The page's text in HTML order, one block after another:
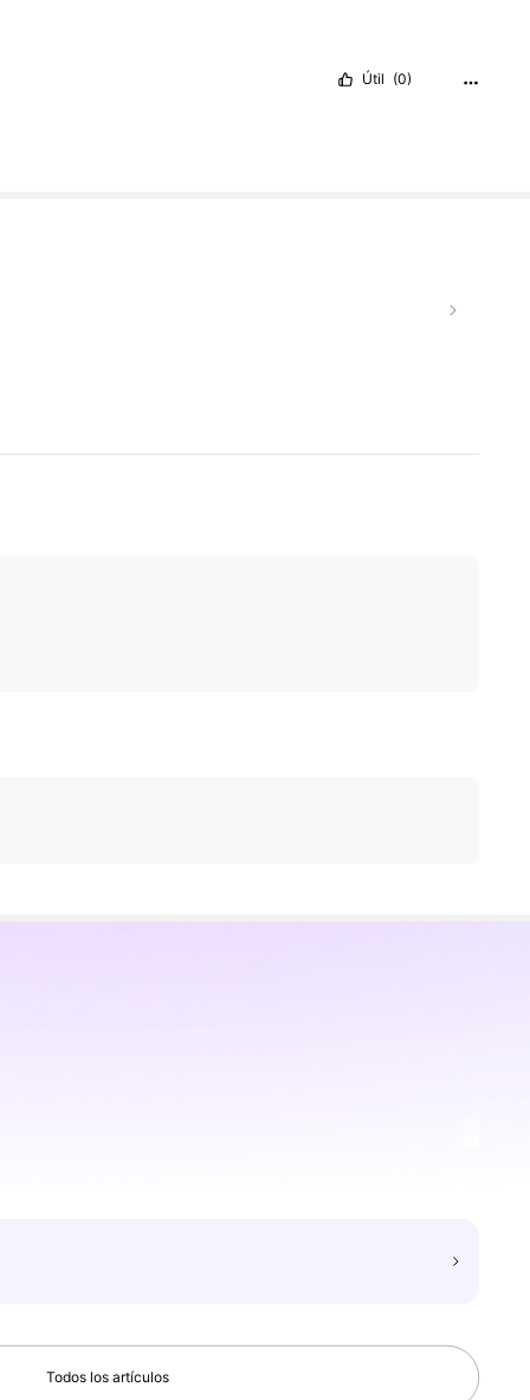
Útil (0)
Todos los artículos